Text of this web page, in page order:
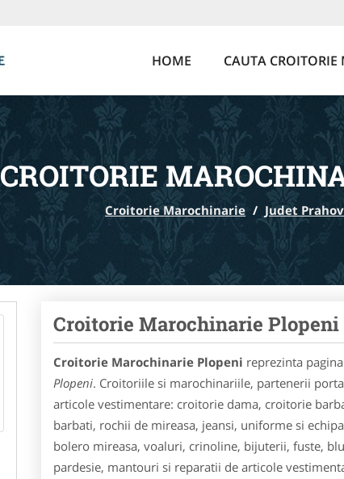
HOME CAUTA
CROITORIE
Croitorie Marochinarie / Judet
Croitorie Marochinarie Plopeni
Croitorie Marochinarie Plopeni reprezinta
Plopeni. Croitoriile si marochinariile, partenerii
articole vestimentare: croitorie dama, croitorie
barbati, rochii de mireasa, jeansi, uniforme si
bolero mireasa, voaluri, crinoline, bijuterii, fuste,
pardesie, mantouri si reparatii de articole